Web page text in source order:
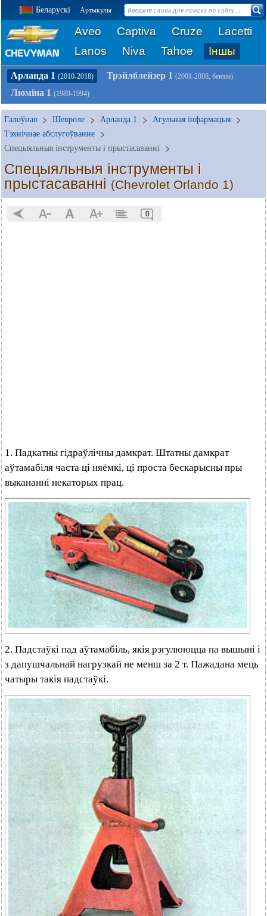
Беларускі Артыкулы
Aveo Captiva Cruze
Lacetti
Lanos
Niva Tahoe Іншы
Арланда 1 (2010-2018) Трэйлблейзер 1 (2001-2008, бензін)
Люміна 1 (1989-1994)
Галоўная Шевроле Арланда 1
Агульная інфармацыя
Тэхнічнае абслугоўванне
Спецыяльныя інструменты і прыстасаванні
Спецыяльныя інструменты і
прыстасаванні (Chevrolet Orlando 1)
0
1. Падкатны гідраўлічны дамкрат. Штатны дамкрат
аўтамабіля часта ці няёмкі, ці проста бескарысны пры
выкананні некаторых прац.
2. Падстаўкі пад аўтамабіль, якія рэгулююцца па вышыні і
з дапушчальнай нагрузкай не менш за 2 т. Пажадана мець
чатыры такія падстаўкі.